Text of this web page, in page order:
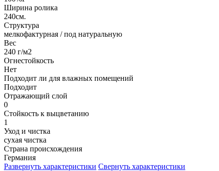
Ширина ролика
240см.
Структура
мелкофактурная / под натуральную
Вес
240 г/м2
Огнестойкость
Нет
Подходит ли для влажных помещений
Подходит
Отражающий слой
0
Стойкость к выцветанию
1
Уход и чистка
сухая чистка
Страна происхождения
Германия
Развернуть характеристики Свернуть характеристики